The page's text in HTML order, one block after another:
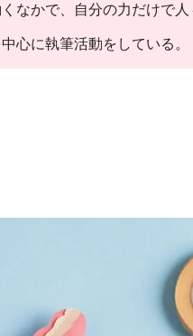
なかで、自分の力だけで
心に執筆活動をしている。